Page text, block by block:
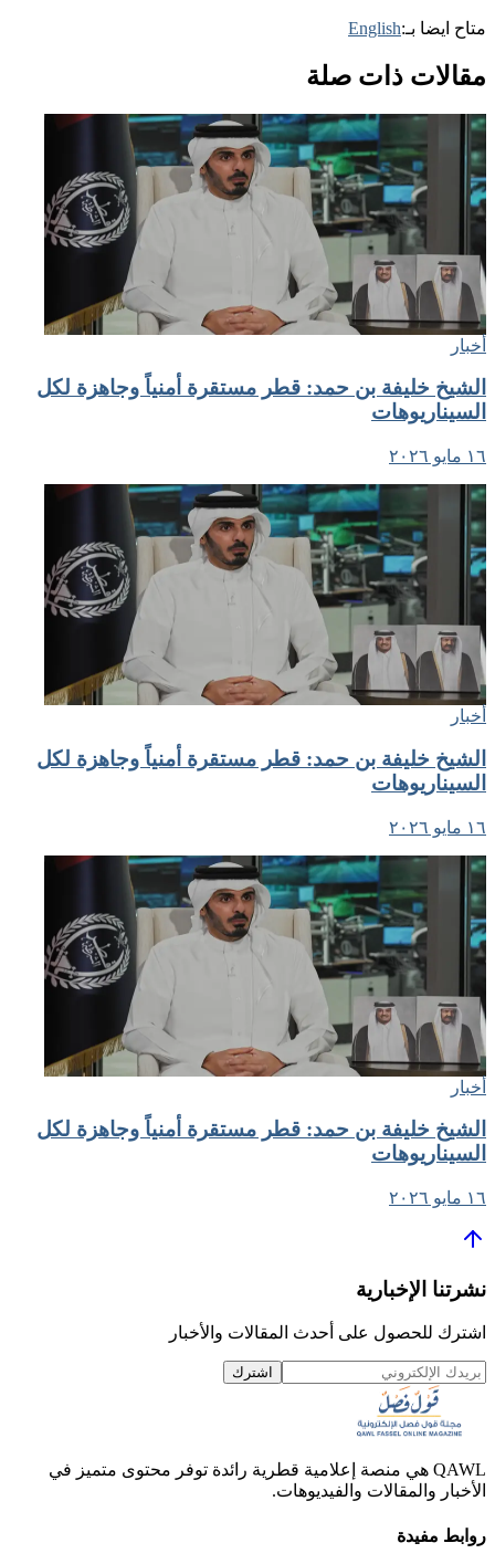
متاح ايضا بـ:English
مقالات ذات صلة
أخبار
الشيخ خليفة بن حمد: قطر مستقرة أمنياً وجاهزة لكل
السيناريوهات
١٦ مايو ٢٠٢٦
أخبار
الشيخ خليفة بن حمد: قطر مستقرة أمنياً وجاهزة لكل
السيناريوهات
١٦ مايو ٢٠٢٦
أخبار
الشيخ خليفة بن حمد: قطر مستقرة أمنياً وجاهزة لكل
السيناريوهات
١٦ مايو ٢٠٢٦
نشرتنا الإخبارية
اشترك للحصول على أحدث المقالات والأخبار
اشترك
QAWL هي منصة إعلامية قطرية رائدة توفر محتوى متميز في
الأخبار والمقالات والفيديوهات.
روابط مفيدة